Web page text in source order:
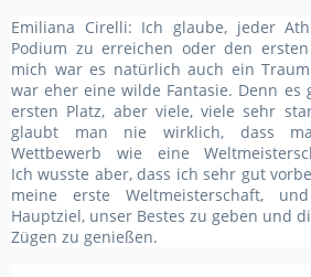
Emiliana Cirelli: Ich glaube, jeder
Podium zu erreichen oder den
mich war es natürlich auch ein
war eher eine wilde Fantasie. Denn es
ersten Platz, aber viele, viele sehr
glaubt man nie wirklich, dass
Wettbewerb wie eine
Ichwusste aber, dass ich sehr gut
meine erste Weltmeisterschaft,
Hauptziel, unser Bestes zu geben und
Zügen zu genießen.